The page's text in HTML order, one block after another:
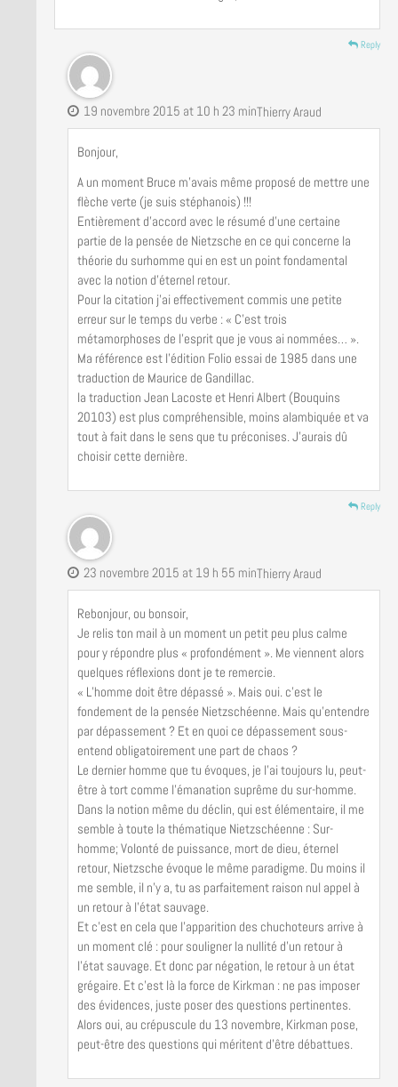
Reply
Thierry Araud
19 novembre 2015 at 10 h 23 min
Bonjour,
A un moment Bruce m’avais même proposé de mettre une
flèche verte (je suis stéphanois) !!!
Entièrement d’accord avec le résumé d’une certaine
partie de la pensée de Nietzsche en ce qui concerne la
théorie du surhomme qui en est un point fondamental
avec la notion d’éternel retour.
Pour la citation j’ai effectivement commis une petite
erreur sur le temps du verbe : « C’est trois
métamorphoses de l’esprit que je vous ai nommées… ».
Ma référence est l’édition Folio essai de 1985 dans une
traduction de Maurice de Gandillac.
la traduction Jean Lacoste et Henri Albert (Bouquins
20103) est plus compréhensible, moins alambiquée et va
tout à fait dans le sens que tu préconises. J’aurais dû
choisir cette dernière.
Reply
Thierry Araud
23 novembre 2015 at 19 h 55 min
Rebonjour, ou bonsoir,
Je relis ton mail à un moment un petit peu plus calme
pour y répondre plus « profondément ». Me viennent alors
quelques réflexions dont je te remercie.
« L’homme doit être dépassé ». Mais oui. c’est le
fondement de la pensée Nietzschéenne. Mais qu’entendre
par dépassement ? Et en quoi ce dépassement sous-
entend obligatoirement une part de chaos ?
Le dernier homme que tu évoques, je l’ai toujours lu, peut-
être à tort comme l’émanation suprême du sur-homme.
Dans la notion même du déclin, qui est élémentaire, il me
semble à toute la thématique Nietzschéenne : Sur-
homme; Volonté de puissance, mort de dieu, éternel
retour, Nietzsche évoque le même paradigme. Du moins il
me semble, il n’y a, tu as parfaitement raison nul appel à
un retour à l’état sauvage.
Et c’est en cela que l’apparition des chuchoteurs arrive à
un moment clé : pour souligner la nullité d’un retour à
l’état sauvage. Et donc par négation, le retour à un état
grégaire. Et c’est là la force de Kirkman : ne pas imposer
des évidences, juste poser des questions pertinentes.
Alors oui, au crépuscule du 13 novembre, Kirkman pose,
peut-être des questions qui méritent d’être débattues.